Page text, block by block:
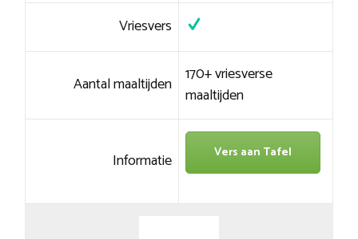
Vriesvers
Aantal maaltijden 170+ vriesverse
maaltijden
Informatie Vers aan Tafel